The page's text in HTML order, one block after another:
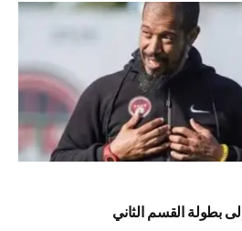
بطولة القسم الثاني